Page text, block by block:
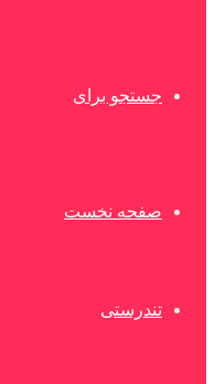
جستجو برای
صفحه نخست
تندرستی